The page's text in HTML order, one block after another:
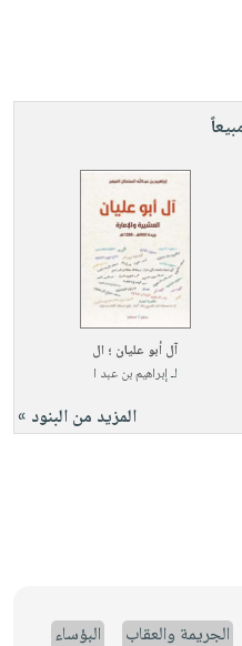
آل أبو عليان ؛ ال
لـإبراهيم بن عبد ا
المزيد من البنود »
الجريمة والعقاب البؤساء